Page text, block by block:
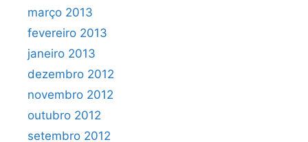
março 2013
fevereiro 2013
janeiro 2013
dezembro 2012
novembro 2012
outubro 2012
setembro 2012